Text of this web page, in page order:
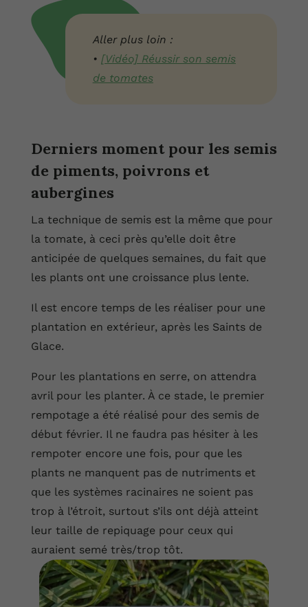
Aller plus loin :
• [Vidéo] Réussir son semis
de tomates
Derniers moment pour les semis
de piments, poivrons et
aubergines
La technique de semis est la même que pour
la tomate, à ceci près qu’elle doit être
anticipée de quelques semaines, du fait que
les plants ont une croissance plus lente.
Il est encore temps de les réaliser pour une
plantation en extérieur, après les Saints de
Glace.
Pour les plantations en serre, on attendra
avril pour les planter. À ce stade, le premier
rempotage a été réalisé pour des semis de
début février. Il ne faudra pas hésiter à les
rempoter encore une fois, pour que les
plants ne manquent pas de nutriments et
que les systèmes racinaires ne soient pas
trop à l’étroit, surtout s’ils ont déjà atteint
leur taille de repiquage pour ceux qui
auraient semé très/trop tôt.